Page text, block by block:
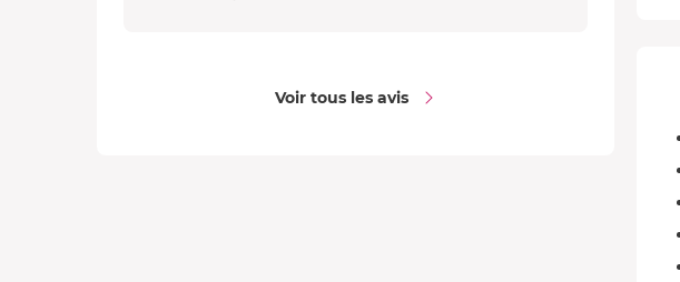
Voir tous les avis